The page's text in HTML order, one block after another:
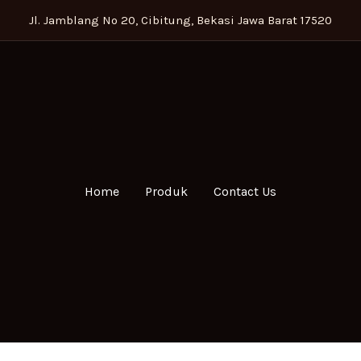
Jl. Jamblang No 20, Cibitung, Bekasi Jawa Barat 17520
Home Produk Contact Us